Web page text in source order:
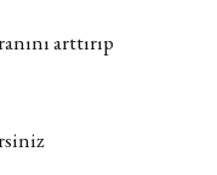
arttırıp